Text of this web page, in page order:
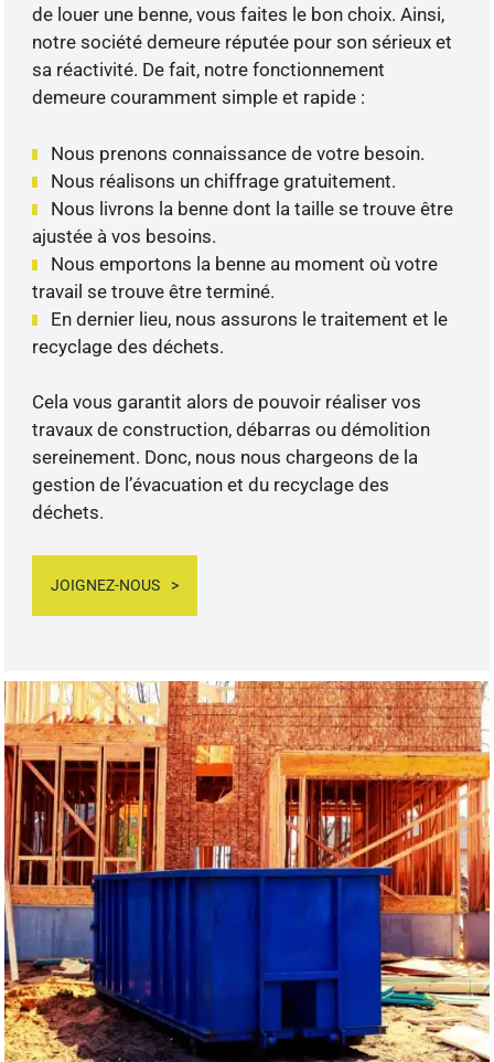
de louer une benne, vous faites le bon choix. Ainsi,
notre société demeure réputée pour son sérieux et
sa réactivité. De fait, notre fonctionnement
demeure couramment simple et rapide :
Nous prenons connaissance de votre besoin.
Nous réalisons un chiffrage gratuitement.
Nous livrons la benne dont la taille se trouve être
ajustée à vos besoins.
Nous emportons la benne au moment où votre
travail se trouve être terminé.
En dernier lieu, nous assurons le traitement et le
recyclage des déchets.
Cela vous garantit alors de pouvoir réaliser vos
travaux de construction, débarras ou démolition
sereinement. Donc, nous nous chargeons de la
gestion de l’évacuation et du recyclage des
déchets.
JOIGNEZ-NOUS